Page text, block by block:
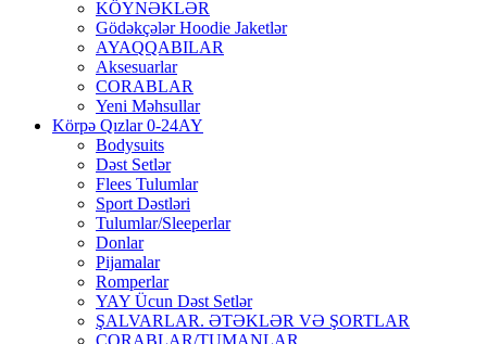
KÖYNƏKLƏR
Gödəkçələr Hoodie Jaketlər
AYAQQABILAR
Aksesuarlar
CORABLAR
Yeni Məhsullar
Körpə Qızlar 0-24AY
Bodysuits
Dəst Setlər
Flees Tulumlar
Sport Dəstləri
Tulumlar/Sleeperlar
Donlar
Pijamalar
Romperlar
YAY Ücun Dəst Setlər
ŞALVARLAR. ƏTƏKLƏR VƏ ŞORTLAR
CORABLAR/TUMANLAR